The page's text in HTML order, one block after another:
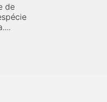
de